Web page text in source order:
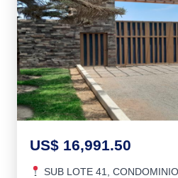
US$ 16,991.50
SUB LOTE 41,